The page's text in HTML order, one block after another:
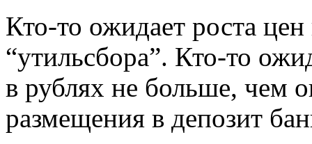
Кто-то ожидает роста
“утильсбора”. Кто-то
в рублях не больше, чем
размещения в депозит